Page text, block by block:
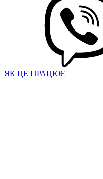
ЯК ЦЕ ПРАЦЮЄ